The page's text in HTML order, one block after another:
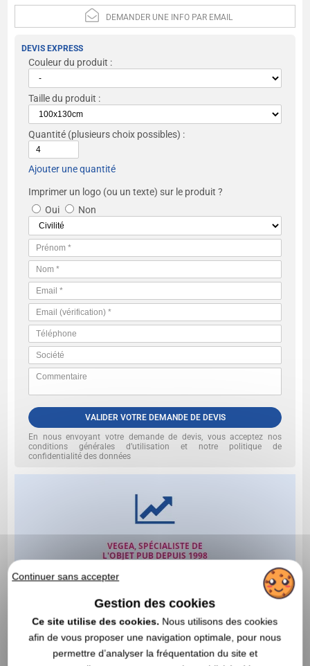
DEMANDER UNE INFO PAR EMAIL
DEVIS EXPRESS
Couleur du produit :
Taille du produit :
Quantité (plusieurs choix possibles) :
Ajouter une quantité
Imprimer un logo (ou un texte) sur le produit ?
Oui
Non
VALIDER VOTRE DEMANDE DE DEVIS
En nous envoyant votre demande de devis, vous acceptez nos
conditions générales d’utilisation et notre politique de
confidentialité des données
Continuer sans accepter
Gestion des cookies
Ce site utilise des cookies. Nous utilisons des cookies
afin de vous proposer une navigation optimale, pour nous
permettre d’analyser la fréquentation du site et